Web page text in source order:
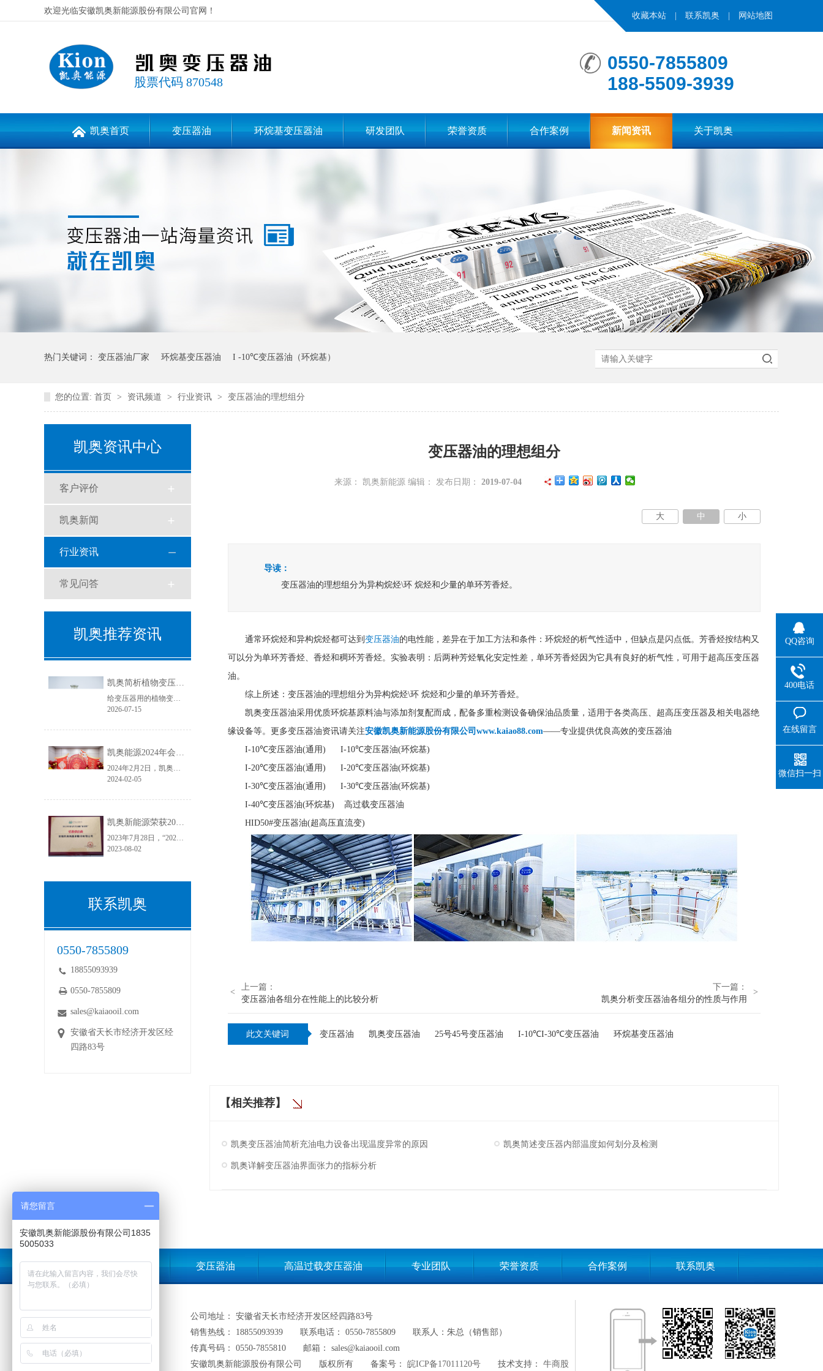
收藏本站 联系凯奥 网站地图
欢迎光临安徽凯奥新能源股份有限公司官网！
股票代码 870548
0550-7855809
188-5509-3939
凯奥首页 变压器油 环烷基变压器油 研发团队 荣誉资质 合作案例 新闻资讯 关于凯奥
热门关键词： 变压器油厂家 环烷基变压器油 I -10℃变压器油（环烷基）
您的位置: 首页 > 资讯频道 > 行业资讯 > 变压器油的理想组分
变压器油的理想组分
来源： 凯奥新能源 编辑： 发布日期： 2019-07-04
大 中 小
导读：
变压器油的理想组分为异构烷烃\环 烷烃和少量的单环芳香烃。
通常环烷烃和异构烷烃都可达到 变压器油的电性能，差异在于加工方法和条件：环烷烃的析气性适中，但缺点是闪点低。芳香烃按结构又
可以分为单环芳香烃、香烃和稠环芳香烃。实验表明：后两种芳烃氧化安定性差，单环芳香烃因为它具有良好的析气性，可用于超高压变压器
油。
综上所述：变压器油的理想组分为异构烷烃\环 烷烃和少量的单环芳香烃。
凯奥变压器油采用优质环烷基原料油与添加剂复配而成，配备多重检测设备确保油品质量，适用于各类高压、超高压变压器及相关电器绝
缘设备等。更多变压器油资讯请关注安徽凯奥新能源股份有限公司www.kaiao88.com——专业提供优良高效的变压器油
I-10℃变压器油(通用) I-10℃变压器油(环烷基)
I-20℃变压器油(通用) I-20℃变压器油(环烷基)
I-30℃变压器油(通用) I-30℃变压器油(环烷基)
I-40℃变压器油(环烷基) 高过载变压器油
HID50#变压器油(超高压直流变)
<
上一篇：
变压器油各组分在性能上的比较分析
>
下一篇：
凯奥分析变压器油各组分的性质与作用
此文关键词 变压器油 凯奥变压器油 25号45号变压器油 I-10℃I-30℃变压器油 环烷基变压器油
【相关推荐】
凯奥变压器油简析充油电力设备出现温度异常的原因 凯奥简述变压器内部温度如何划分及检测
凯奥详解变压器油界面张力的指标分析
凯奥资讯中心
客户评价
凯奥新闻
行业资讯
常见问答
凯奥推荐资讯
凯奥简析植物变压器油与天然酯绝缘油
给变压器用的植物变压器油学名叫天然酯绝缘油，具有良好的生物降解性和环境相容性。
2026-07-15
凯奥能源2024年会盛典圆满结束
2024年2月2日，凯奥能源年会盛典如期举行。本次年会盛典分为年度总结大会和年会晚宴两个篇章，凯奥能源各位领导及全体员工齐聚一堂，共同回首2023年，展望2024年。
2024-02-05
凯奥新能源荣获2023年度电力变压器“金球奖”优质供应商！
2023年7月28日，“2023第九届中国国际电力变压器市场及技术发展高峰论坛暨2023第一届采配会”在江苏常州顺利举行。安徽凯奥新能源股份有限公司荣获2023年度电力变压器“金球奖”优质供应商！“金球奖”荣誉的获得，是电力变压器行业和客户对凯奥变压器油的认可，彰显了电力客户对于凯奥能源的满意度和正向口碑。
2023-08-02
联系凯奥
0550-7855809
18855093939
0550-7855809
sales@kaiaooil.com
安徽省天长市经济开发区经
四路83号
变压器油 高温过载变压器油 专业团队 荣誉资质 合作案例 联系凯奥
公司地址： 安徽省天长市经济开发区经四路83号
销售热线： 18855093939
联系电话： 0550-7855809
联系人：朱总（销售部）
传真号码： 0550-7855810
邮箱： sales@kaiaooil.com
安徽凯奥新能源股份有限公司
版权所有 备案号： 皖ICP备17011120号 技术支持： 牛商股
QQ咨询
400电话
在线留言
微信扫一扫
请您留言
安徽凯奥新能源股份有限公司1835
5005033